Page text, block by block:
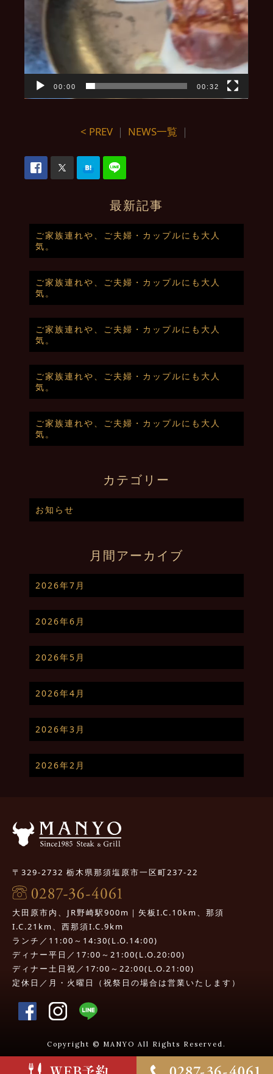
00:00 00:32
< PREV ｜ NEWS一覧 ｜
最新記事
ご家族連れや、ご夫婦・カップルにも大人
気。
ご家族連れや、ご夫婦・カップルにも大人
気。
ご家族連れや、ご夫婦・カップルにも大人
気。
ご家族連れや、ご夫婦・カップルにも大人
気。
ご家族連れや、ご夫婦・カップルにも大人
気。
カテゴリー
お知らせ
月間アーカイブ
2026年7月
2026年6月
2026年5月
2026年4月
2026年3月
2026年2月
〒329-2732 栃木県那須塩原市一区町237-22
大田原市内、JR野崎駅900m｜矢板I.C.10km、那須
I.C.21km、西那須I.C.9km
ランチ／11:00～14:30(L.O.14:00)
ディナー平日／17:00～21:00(L.O.20:00)
ディナー土日祝／17:00～22:00(L.O.21:00)
定休日／月・火曜日（祝祭日の場合は営業いたします）
Copyright © MANYO All Rights Reserved.